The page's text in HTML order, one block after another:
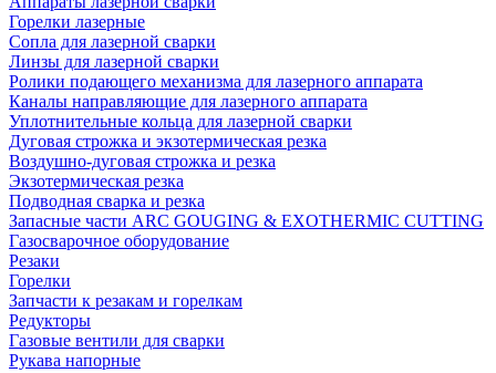
Горелки лазерные
Сопла для лазерной сварки
Линзы для лазерной сварки
Ролики подающего механизма для лазерного аппарата
Каналы направляющие для лазерного аппарата
Уплотнительные кольца для лазерной сварки
Дуговая строжка и экзотермическая резка
Воздушно-дуговая строжка и резка
Экзотермическая резка
Подводная сварка и резка
Запасные части ARC GOUGING & EXOTHERMIC CUTTING
Газосварочное оборудование
Резаки
Горелки
Запчасти к резакам и горелкам
Редукторы
Газовые вентили для сварки
Рукава напорные